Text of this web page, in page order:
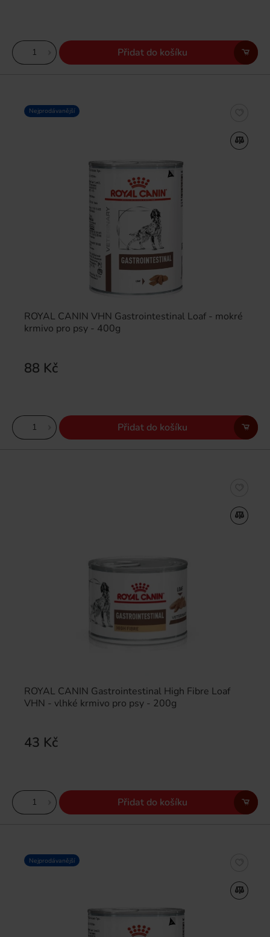
Přidat do košíku
ROYAL CANIN VHN Gastrointestinal Loaf - mokré
krmivo pro psy - 400g
88 Kč
Nejprodávanější
Přidat do košíku
ROYAL CANIN Gastrointestinal High Fibre Loaf
VHN - vlhké krmivo pro psy - 200g
43 Kč
Přidat do košíku
Nejprodávanější